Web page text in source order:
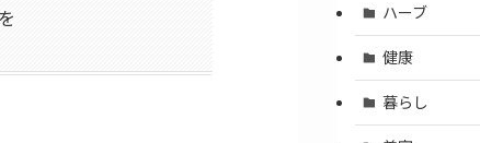
ハーブ
健康
暮らし